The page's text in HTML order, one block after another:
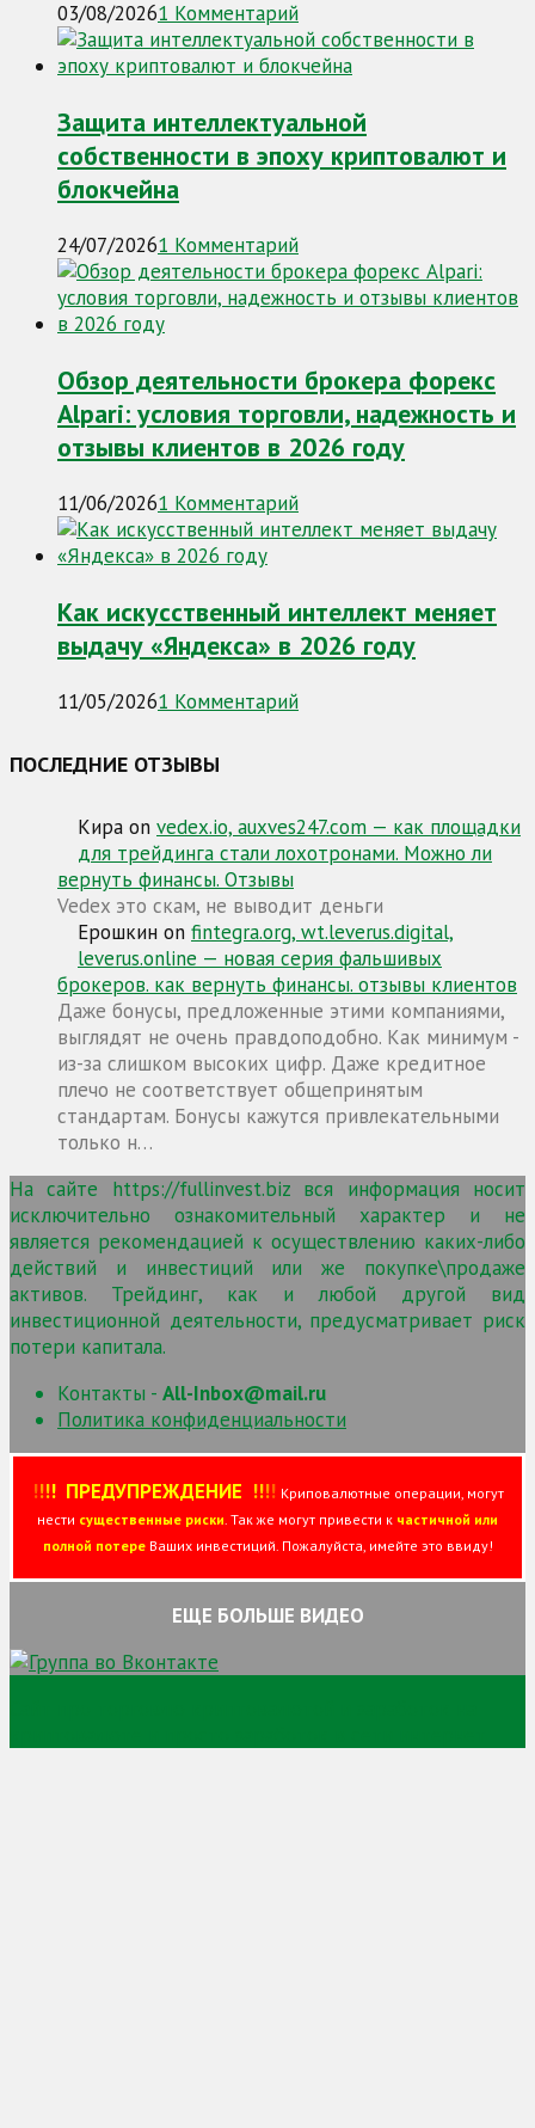
03/08/20261 Комментарий
Защита интеллектуальной
собственности в эпоху криптовалют и
блокчейна
24/07/20261 Комментарий
Обзор деятельности брокера форекс
Alpari: условия торговли, надежность и
отзывы клиентов в 2026 году
11/06/20261 Комментарий
Как искусственный интеллект меняет
выдачу «Яндекса» в 2026 году
11/05/20261 Комментарий
ПОСЛЕДНИЕ ОТЗЫВЫ
Кира on vedex.io, auxves247.com — как площадки
для трейдинга стали лохотронами. Можно ли
вернуть финансы. Отзывы
Vedex это скам, не выводит деньги
Ерошкин on fintegra.org, wt.leverus.digital,
leverus.online — новая серия фальшивых
брокеров. как вернуть финансы. отзывы клиентов
Даже бонусы, предложенные этими компаниями,
выглядят не очень правдоподобно. Как минимум -
из-за слишком высоких цифр. Даже кредитное
плечо не соответствует общепринятым
стандартам. Бонусы кажутся привлекательными
только н…
На сайте https://fullinvest.biz вся информация носит
исключительно ознакомительный характер и не
является рекомендацией к осуществлению каких-либо
действий и инвестиций или же покупке\продаже
активов. Трейдинг, как и любой другой вид
инвестиционной деятельности, предусматривает риск
потери капитала.
Контакты - All-Inbox@mail.ru
Политика конфиденциальности
!!!!ПРЕДУПРЕЖДЕНИЕ !!!! Криповалютные операции, могут
нести существенные риски . Так же могут привести к частичной или
полной потереВаших инвестиций. Пожалуйста, имейте это ввиду!
ЕЩЕ БОЛЬШЕ ВИДЕО